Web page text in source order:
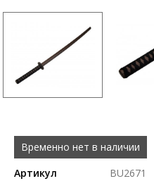
Временно нет в наличии
Артикул
BU2671